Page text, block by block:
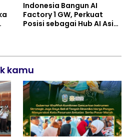
Indonesia Bangun AI
Factory 1 GW, Perkuat
Posisi sebagai Hub AI Asia
kamu